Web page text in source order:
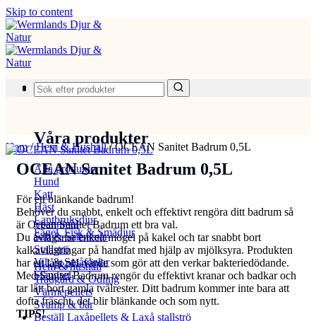
Skip to content
Produkter
Våra produkter
Alla produkter
Hund
Katt
Häst
Lantbruksdjur
Fågel, Fisk & Smådjur
Spannmål
Salt & Saltstenar
Stallströ
Vilt & Småfåglar
Stängsel
Hem & hushåll
Trädgård & Odling
Värmepellets
Svamp & bär
Beställ Laxåpellets & Laxå stallströ
Hem/Hem & Hushåll/OCEAN Sanitet Badrum 0,5L
OCEAN Sanitet Badrum 0,5L
För ett blänkande badrum!
Behöver du snabbt, enkelt och effektivt rengöra ditt badrum så
är Ocean Sanitet Badrum ett bra val.
Du avlägsnar enkelt mögel på kakel och tar snabbt bort
kalkavlagringar på handfat med hjälp av mjölksyra. Produkten
har ett lågt pH-värde som gör att den verkar bakteriedödande.
Med Sanitet Badrum rengör du effektivt kranar och badkar och
tar lätt bort gamla tvålrester. Ditt badrum kommer inte bara att
dofta fräscht, det blir blänkande och som nytt.
TIPS!